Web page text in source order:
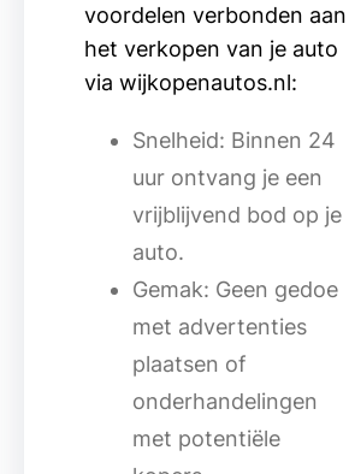
voordelen verbonden aan
het verkopen van je auto
via wijkopenautos.nl:
Snelheid: Binnen 24
uur ontvang je een
vrijblijvend bod op je
auto.
Gemak: Geen gedoe
met advertenties
plaatsen of
onderhandelingen
met potentiële